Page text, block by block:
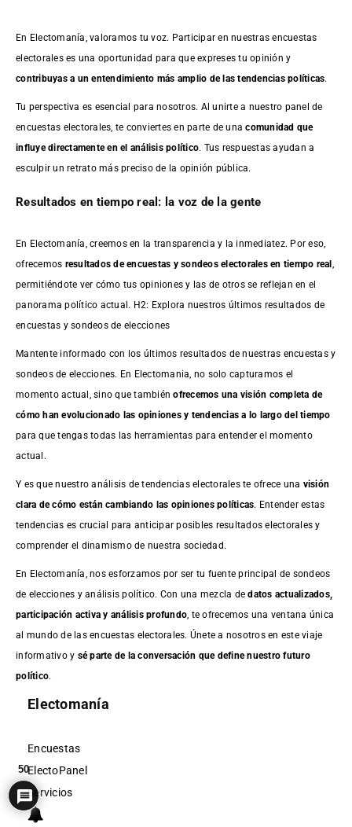
En Electomanía, valoramos tu voz. Participar en nuestras encuestas
electorales es una oportunidad para que expreses tu opinión y
contribuyas a un entendimiento más amplio de las tendencias políticas.
Tu perspectiva es esencial para nosotros. Al unirte a nuestro panel de
encuestas electorales, te conviertes en parte de unacomunidad que
influye directamente en el análisis político. Tus respuestas ayudan a
esculpir un retrato más preciso de la opinión pública.
Resultados en tiempo real: la voz de la gente
En Electomanía, creemos en la transparencia y la inmediatez. Por eso,
ofrecemos resultados deencuestas y sondeos electorales en tiempo real
permitiéndote ver cómo tus opiniones y las de otros se reflejan en el
panorama político actual. H2: Explora nuestros últimos resultados de
encuestas y sondeos de elecciones
Mantente informado con los últimos resultados de nuestras encuestasy
sondeos de elecciones. En Electomania, no solo capturamos el
momento actual, sino que tambiénofrecemos una visión completa de
cómo han evolucionado las opiniones y tendencias a lo largo del tiempo
para que tengas todas las herramientas para entender el momento
actual.
Y es que nuestro análisis de tendencias electorales te ofrece una visión
clara de cómo están cambiando las opiniones políticas. Entender estas
tendencias es crucial para anticipar posibles resultados electorales y
comprender el dinamismo de nuestra sociedad.
En Electomanía, nos esforzamos por ser tu fuente principal de sondeos
de elecciones y análisis político. Con una mezcla dedatos actualizados,
participación activa y análisis profundo , te ofrecemos una ventana única
al mundo de las encuestas electorales. Únete a nosotros en este viaje
informativo y sé parte de la conversación que define nuestro futuro
político.
Electomanía
Encuestas
ElectoPanel
Servicios
50